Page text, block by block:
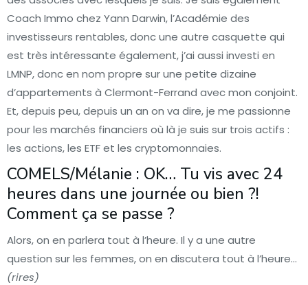
Coach Immo chez Yann Darwin, l’Académie des
investisseurs rentables, donc une autre casquette qui
est très intéressante également, j’ai aussi investi en
LMNP, donc en nom propre sur une petite dizaine
d’appartements à Clermont-Ferrand avec mon conjoint.
Et, depuis peu, depuis un an on va dire, je me passionne
pour les marchés financiers où là je suis sur trois actifs :
les actions, les ETF et les cryptomonnaies.
COMELS/Mélanie : OK… Tu vis avec 24
heures dans une journée ou bien ?!
Comment ça se passe ?
Alors, on en parlera tout à l’heure. Il y a une autre
question sur les femmes, on en discutera tout à l’heure…
(rires)